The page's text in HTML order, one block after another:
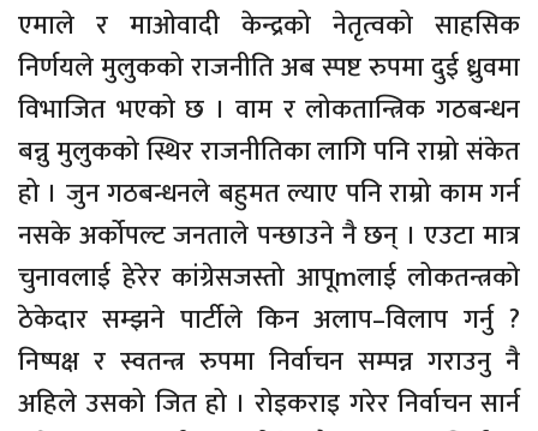
एमाले र माओवादी केन्द्रको नेतृत्वको साहसिक
निर्णयले मुलुकको राजनीति अब स्पष्ट रुपमा दुई ध्रुवमा
विभाजित भएको छ । वाम र लोकतान्त्रिक गठबन्धन
बन्नु मुलुकको स्थिर राजनीतिका लागि पनि राम्रो संकेत
हो । जुन गठबन्धनले बहुमत ल्याए पनि राम्रो काम गर्न
नसके अर्कोपल्ट जनताले पन्छाउने नै छन् । एउटा मात्र
चुनावलाई हेरेर कांग्रेसजस्तो आपूmलाई लोकतन्त्रको
ठेकेदार सम्झने पार्टीले किन अलाप–विलाप गर्नु ?
निष्पक्ष र स्वतन्त्र रुपमा निर्वाचन सम्पन्न गराउनु नै
अहिले उसको जित हो । रोइकराइ गरेर निर्वाचन सार्न